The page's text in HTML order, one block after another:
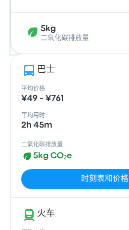
5kg
二氧化碳排放量
巴士
平均价格
¥49 - ¥761
平均用时
2h 45m
二氧化碳排放量
5kg CO₂e
时刻表和价格
火车